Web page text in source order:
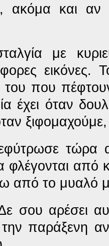
ακόμα και αν
με
εικόνες.
του που
έχει όταν
τώρα
φλέγονται
από το μυαλό
Δε σου αρέσει
παράξενη